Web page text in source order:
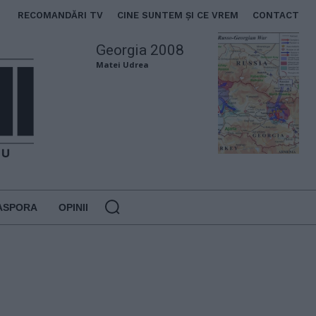
RECOMANDĂRI TV CINE SUNTEM ȘI CE VREM CONTACT
Georgia 2008
Matei Udrea
OPINII